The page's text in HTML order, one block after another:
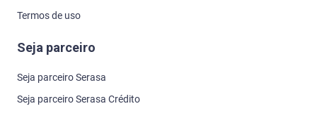
Termos de uso
Seja parceiro
Seja parceiro Serasa
Seja parceiro Serasa Crédito